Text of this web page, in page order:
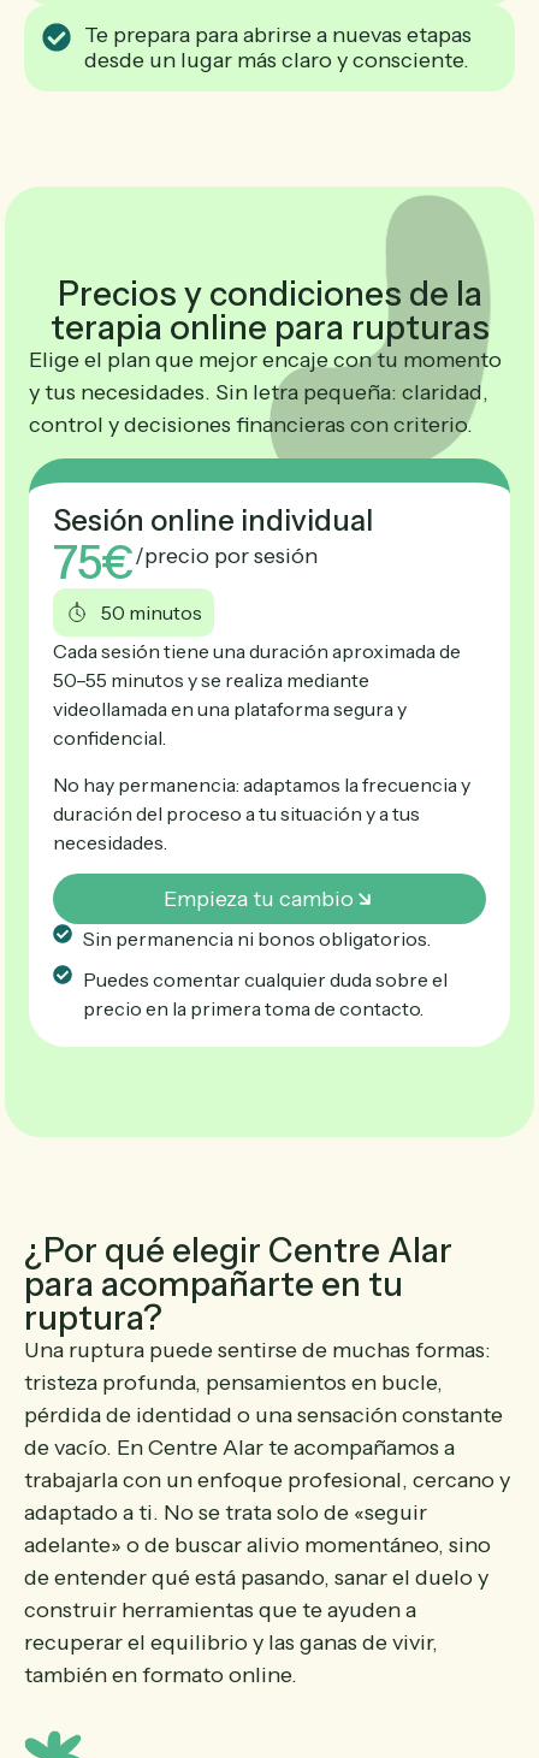
Te prepara para abrirse a nuevas etapas
desde un lugar más claro y consciente.
Precios y condiciones de la
terapia online para rupturas
Elige el plan que mejor encaje con tu momento
y tus necesidades. Sin letra pequeña: claridad,
control y decisiones financieras con criterio.
Sesión online individual
75€/precio por sesión
50 minutos
Cada sesión tiene una duración aproximada de
50–55 minutos y se realiza mediante
videollamada en una plataforma segura y
confidencial.
No hay permanencia: adaptamos la frecuencia y
duración del proceso a tu situación y a tus
necesidades.
Empieza tu cambio
Sin permanencia ni bonos obligatorios.
Puedes comentar cualquier duda sobre el
precio en la primera toma de contacto.
¿Por qué elegir Centre Alar
para acompañarte en tu
ruptura?
Una ruptura puede sentirse de muchas formas:
tristeza profunda, pensamientos en bucle,
pérdida de identidad o una sensación constante
de vacío. En Centre Alar te acompañamos a
trabajarla con un enfoque profesional, cercano y
adaptado a ti. No se trata solo de «seguir
adelante» o de buscar alivio momentáneo, sino
de entender qué está pasando, sanar el duelo y
construir herramientas que te ayuden a
recuperar el equilibrio y las ganas de vivir,
también en formato online.